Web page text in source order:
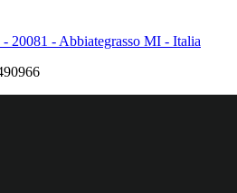
20081 - Abbiategrasso MI - Italia